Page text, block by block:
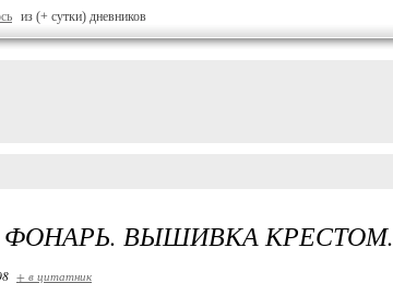
из (+ сутки) дневников
ВЫШИВКА КРЕСТОМ.
+ в цитатник